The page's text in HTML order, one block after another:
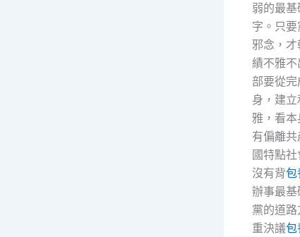
弱的最
字。只
邪念，才
績不雅
部要從
身，建
雅，看
有偏離
國特點
沒有背包
辦事最
黨的道
重決議包